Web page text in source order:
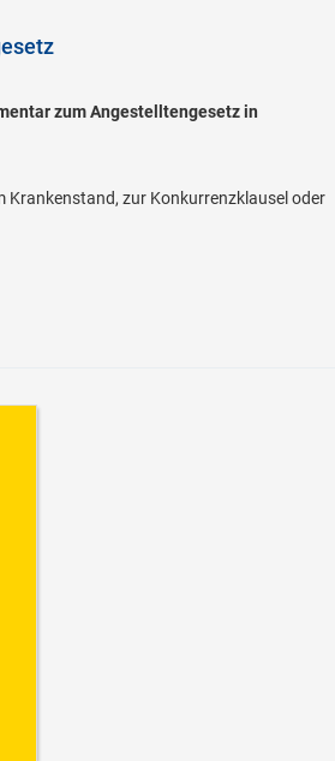
zum Angestelltengesetz in
Krankenstand, zur Konkurrenzklausel oder